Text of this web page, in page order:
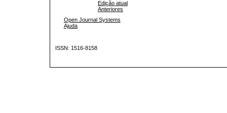
Edição atual
Anteriores
Open Journal Systems
Ajuda
ISSN: 1516-8158